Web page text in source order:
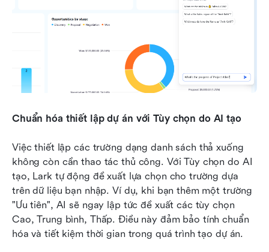
Chuẩn hóa thiết lập dự án với Tùy chọn do AI tạo
Việc thiết lập các trường dạng danh sách thả xuống
không còn cần thao tác thủ công. Với Tùy chọn do AI
tạo, Lark tự động đề xuất lựa chọn cho trường dựa
trên dữ liệu bạn nhập. Ví dụ, khi bạn thêm một trường
"Ưu tiên", AI sẽ ngay lập tức đề xuất các tùy chọn
Cao, Trung bình, Thấp. Điều này đảm bảo tính chuẩn
hóa và tiết kiệm thời gian trong quá trình tạo dự án.